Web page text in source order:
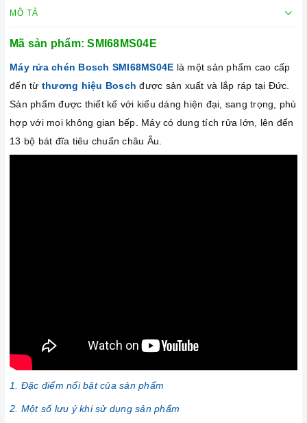
MÔ TẢ
Mã sản phẩm:SMI68MS04E
Máy rửa chén Bosch SMI68MS04E là một sản phẩm cao cấp
đến từ thương hiệu Bosch được sản xuất và lắp ráp tại Đức.
Sản phẩm được thiết kế với kiểu dáng hiện đại, sang trọng, phù
hợp với mọi không gian bếp. Máy có dung tích rửa lớn, lên đến
13 bộ bát đĩa tiêu chuẩn châu Âu.
1. Đặc điểm nổi bật của sản phẩm
2. Một số lưu ý khi sử dụng sản phẩm